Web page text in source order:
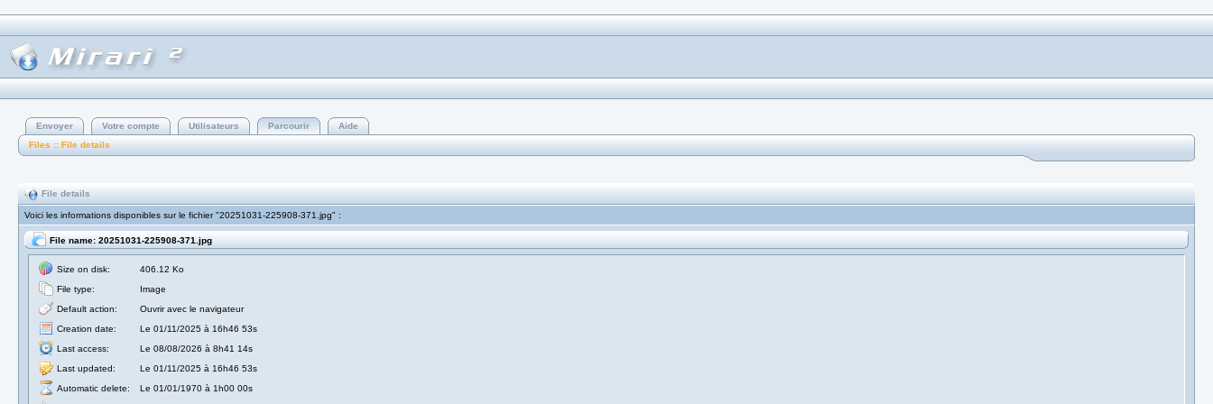
Envoyer Votre compte Utilisateurs Parcourir
Aide
Files :: File details
File details
Voici les informations disponibles sur le fichier "20251031-225908-371.jpg" :
File name: 20251031-225908-371.jpg
Size on disk:
406.12 Ko
File type:
Image
Default action:
Ouvrir avec le navigateur
Creation date:
Le 01/11/2025 à 16h46 53s
Last access:
Le 08/08/2026 à 8h41 14s
Last updated:
Le 01/11/2025 à 16h46 53s
Automatic delete:
Le 01/01/1970 à 1h00 00s